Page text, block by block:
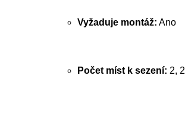
Vyžaduje montáž: Ano
Počet míst k sezení: 2, 2